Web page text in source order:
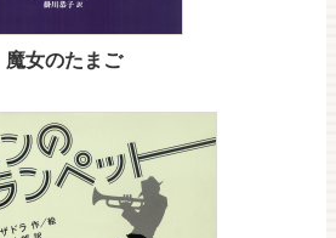
魔女のたまご